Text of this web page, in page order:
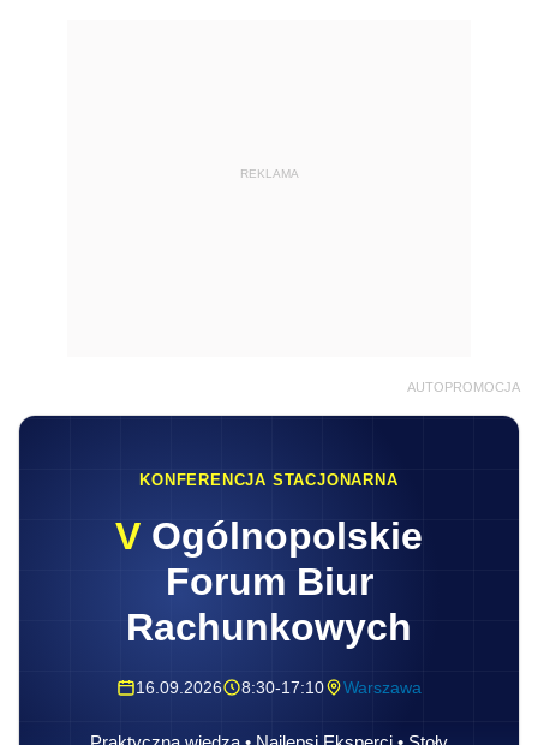
REKLAMA
AUTOPROMOCJA
KONFERENCJA STACJONARNA
V Ogólnopolskie
Forum Biur
Rachunkowych
16.09.2026 8:30-17:10 Warszawa